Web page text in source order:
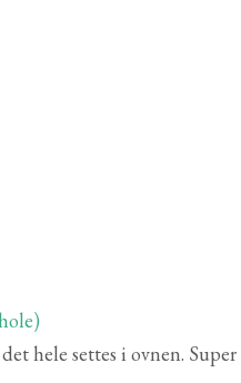
hele settes i ovnen.